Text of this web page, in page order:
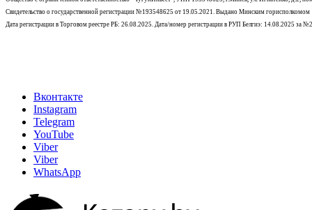
Свидетельство о государственной регистрации №193548625 от 19.05.2021. Выдано Минским горисполкомом
Дата регистрации в Торговом реестре РБ: 26.08.2025. Дата/номер регистрации в РУП Белгиэ: 14.08.2025 за
Вконтакте
Instagram
Telegram
YouTube
Viber
Viber
WhatsApp